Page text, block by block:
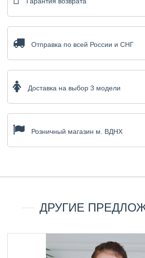
Отправка по всей России и СНГ
Доставка на выбор 3 модели
Розничный магазин м. ВДНХ
ДРУГИЕ